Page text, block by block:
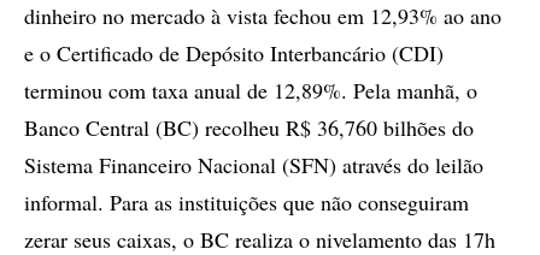
dinheiro no mercado à vista fechou em 12,93% ao ano
e o Certificado de Depósito Interbancário (CDI)
terminou com taxa anual de 12,89%. Pela manhã, o
Banco Central (BC) recolheu R$ 36,760 bilhões do
Sistema Financeiro Nacional (SFN) através do leilão
informal. Para as instituições que não conseguiram
zerar seus caixas, o BC realiza o nivelamento das 17h